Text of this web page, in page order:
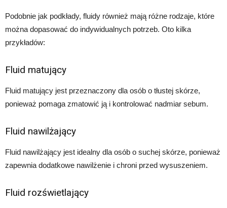
Podobnie jak podkłady, fluidy również mają różne rodzaje, które
można dopasować do indywidualnych potrzeb. Oto kilka
przykładów:
Fluid matujący
Fluid matujący jest przeznaczony dla osób o tłustej skórze,
ponieważ pomaga zmatowić ją i kontrolować nadmiar sebum.
Fluid nawilżający
Fluid nawilżający jest idealny dla osób o suchej skórze, ponieważ
zapewnia dodatkowe nawilżenie i chroni przed wysuszeniem.
Fluid rozświetlający